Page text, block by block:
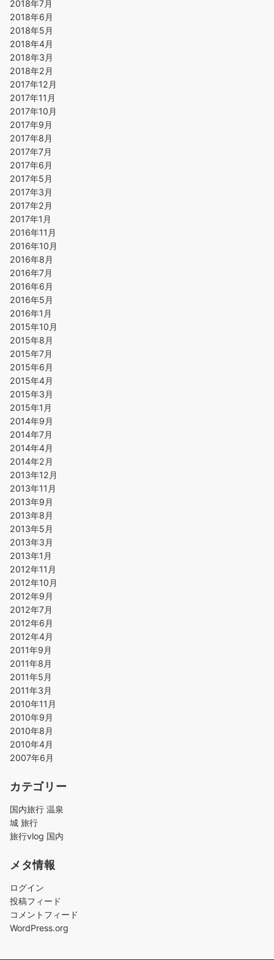
2018年7月
2018年6月
2018年5月
2018年4月
2018年3月
2018年2月
2017年12月
2017年11月
2017年10月
2017年9月
2017年8月
2017年7月
2017年6月
2017年5月
2017年3月
2017年2月
2017年1月
2016年11月
2016年10月
2016年8月
2016年7月
2016年6月
2016年5月
2016年1月
2015年10月
2015年8月
2015年7月
2015年6月
2015年4月
2015年3月
2015年1月
2014年9月
2014年7月
2014年4月
2014年2月
2013年12月
2013年11月
2013年9月
2013年8月
2013年5月
2013年3月
2013年1月
2012年11月
2012年10月
2012年9月
2012年7月
2012年6月
2012年4月
2011年9月
2011年8月
2011年5月
2011年3月
2010年11月
2010年9月
2010年8月
2010年4月
2007年6月
カテゴリー
国内旅行 温泉
城 旅行
旅行vlog 国内
メタ情報
ログイン
投稿フィード
コメントフィード
WordPress.org